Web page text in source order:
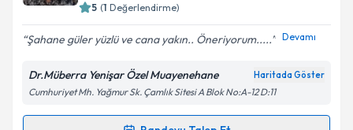
Kişisel verilerimin işlenmesine ilişkinAydınlatma
Metni'ni okudum ve kişisel verilerimin belirtilen
5 (1 Değerlendirme)
Şahane güler yüzlü ve cana yakın.. Öneriyorum..... Devamı
Dr.Müberra Yenişar Özel Muayenehane Haritada Göster
Cumhuriyet Mh. Yağmur Sk. Çamlık Sitesi A Blok No:A-12 D:11